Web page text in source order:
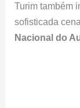
Turim também
sofisticada
Nacional do